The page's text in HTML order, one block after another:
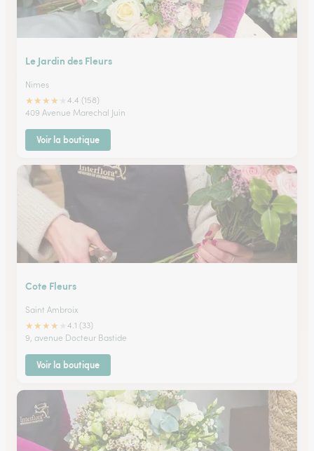
Le Jardin des Fleurs
Nimes
★★★★
4.4 (158)
409 Avenue Marechal Juin
Voir la boutique
Cote Fleurs
Saint Ambroix
★★★★
4.1 (33)
9, avenue Docteur Bastide
Voir la boutique